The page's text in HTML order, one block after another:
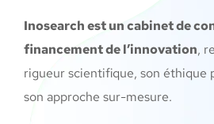
Inosearch est un cabinet de
financement de l’innovation,
rigueur scientifique, son éthique
son approche sur-mesure.